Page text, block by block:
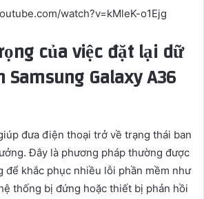
watch?v=kMleK-o1Ejg
của việc đặt lại dữ
Galaxy A36
đưa điện thoại trở về trạng thái ban
Đây là phương pháp thường được
để khắc phục nhiều lỗi phần mềm như
thống bị đứng hoặc thiết bị phản hồi